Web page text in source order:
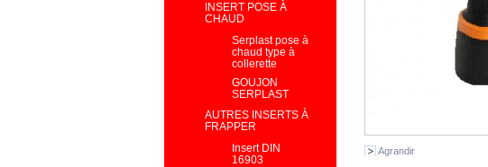
INSERT POSE À
CHAUD
Serplast pose à
chaud type à
collerette
GOUJON
SERPLAST
AUTRES INSERTS À
FRAPPER
Insert DIN
16903
Agrandir